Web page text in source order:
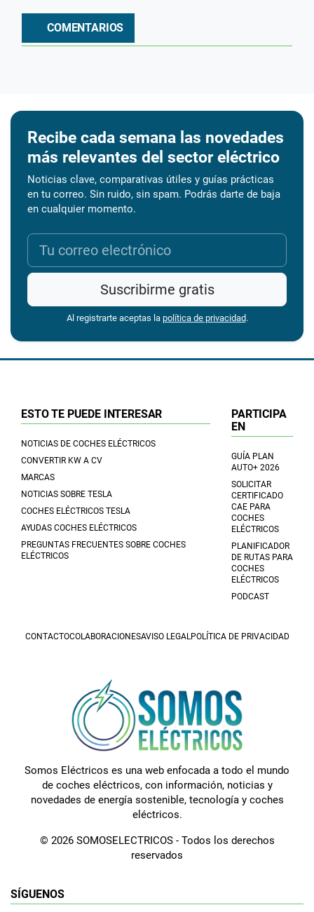
COMENTARIOS
Recibe cada semana las novedades
más relevantes del sector eléctrico
Noticias clave, comparativas útiles y guías prácticas
en tu correo. Sin ruido, sin spam. Podrás darte de baja
en cualquier momento.
Suscribirme gratis
Al registrarte aceptas la política de privacidad.
ESTO TE PUEDE INTERESAR
NOTICIAS DE COCHES ELÉCTRICOS
CONVERTIR KW A CV
MARCAS
NOTICIAS SOBRE TESLA
COCHES ELÉCTRICOS TESLA
AYUDAS COCHES ELÉCTRICOS
PREGUNTAS FRECUENTES SOBRE COCHES
ELÉCTRICOS
PARTICIPA
EN
GUÍA PLAN
AUTO+ 2026
SOLICITAR
CERTIFICADO
CAE PARA
COCHES
ELÉCTRICOS
PLANIFICADOR
DE RUTAS PARA
COCHES
ELÉCTRICOS
PODCAST
CONTACTOCOLABORACIONESAVISO LEGAL POLÍTICA DE PRIVACIDAD
Somos Eléctricos es una web enfocada a todo el mundo
de coches eléctricos, con información, noticias y
novedades de energía sostenible, tecnología y coches
eléctricos.
© 2026 SOMOSELECTRICOS - Todos los derechos
reservados
SÍGUENOS